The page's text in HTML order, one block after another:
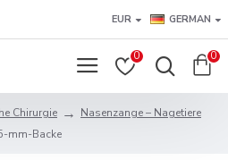
EUR GERMAN
0 0
Chirurgie
Nasenzange – Nagetiere
mm-Backe